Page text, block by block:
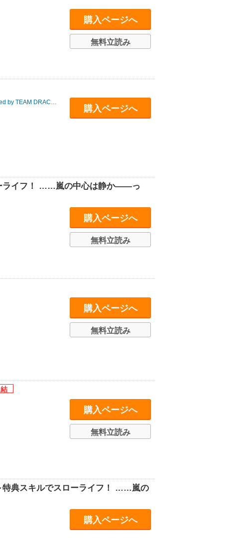
購入ページへ
無料立読み
by TEAM DRACO 桝多またたび
購入ページへ
ライフ！ ……嵐の中心は静か――っ
購入ページへ
無料立読み
購入ページへ
無料立読み
購入ページへ
無料立読み
特典スキルでスローライフ！ ……嵐の
購入ページへ